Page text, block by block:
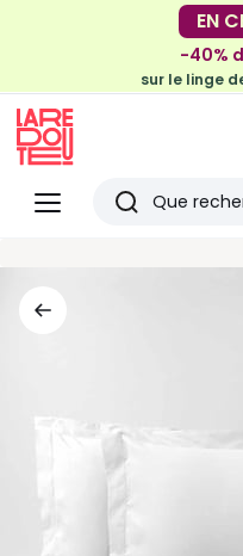
-30€
sur le
EN
-40%
sur le linge
Menu
Redoute
Rechercher